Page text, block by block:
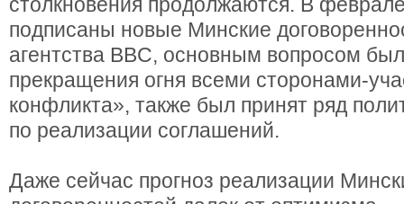
подписаны новые Минские
агентства BBC, основным вопросом
прекращения огня всеми сторонами-
конфликта», также был принят ряд
по реализации соглашений.
Даже сейчас прогноз реализации